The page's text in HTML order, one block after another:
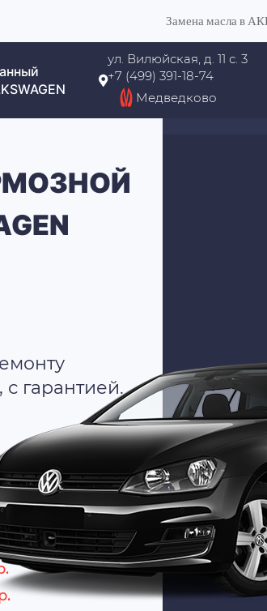
Замена масла в
ул. Вилюйская, д. 11 с. 3
+7 (499) 391-18-74
Медведково
гарантией.